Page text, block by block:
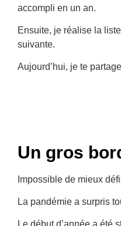
accompli en un an.
Ensuite, je réalise la
suivante.
Aujourd’hui, je te
Un gros
Impossible de mieux
La pandémie a surpris